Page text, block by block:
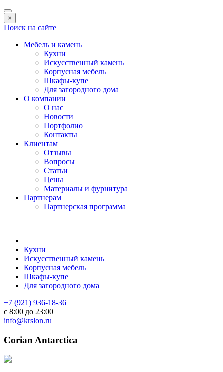
×
Поиск на сайте
Мебель и камень
Кухни
Искусственный камень
Корпусная мебель
Шкафы-купе
Для загородного дома
О компании
О нас
Новости
Портфолио
Контакты
Клиентам
Отзывы
Вопросы
Статьи
Цены
Материалы и фурнитура
Партнерам
Партнерская программа
Кухни
Искусственный камень
Корпусная мебель
Шкафы-купе
Для загородного дома
+7 (921) 936-18-36
с 8:00 до 23:00
info@krslon.ru
Corian Antarctica